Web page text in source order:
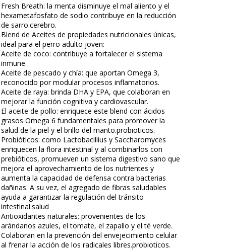
Fresh Breath: la menta disminuye el mal aliento y el
hexametafosfato de sodio contribuye en la reducción
de sarro.cerebro.
Blend de Aceites de propiedades nutricionales únicas,
ideal para el perro adulto joven:
Aceite de coco: contribuye a fortalecer el sistema
inmune.
Aceite de pescado y chía: que aportan Omega 3,
reconocido por modular procesos inflamatorios.
Aceite de raya: brinda DHA y EPA, que colaboran en
mejorar la función cognitiva y cardiovascular.
El aceite de pollo: enriquece este blend con ácidos
grasos Omega 6 fundamentales para promover la
salud de la piel y el brillo del manto.probioticos.
Probióticos: como Lactobacillius y Saccharomyces
enriquecen la flora intestinal y al combinarlos con
prebióticos, promueven un sistema digestivo sano que
mejora el aprovechamiento de los nutrientes y
aumenta la capacidad de defensa contra bacterias
dañinas. A su vez, el agregado de fibras saludables
ayuda a garantizar la regulación del tránsito
intestinal.salud
Antioxidantes naturales: provenientes de los
arándanos azules, el tomate, el zapallo y el té verde.
Colaboran en la prevención del envejecimiento celular
al frenar la acción de los radicales libres.probioticos.